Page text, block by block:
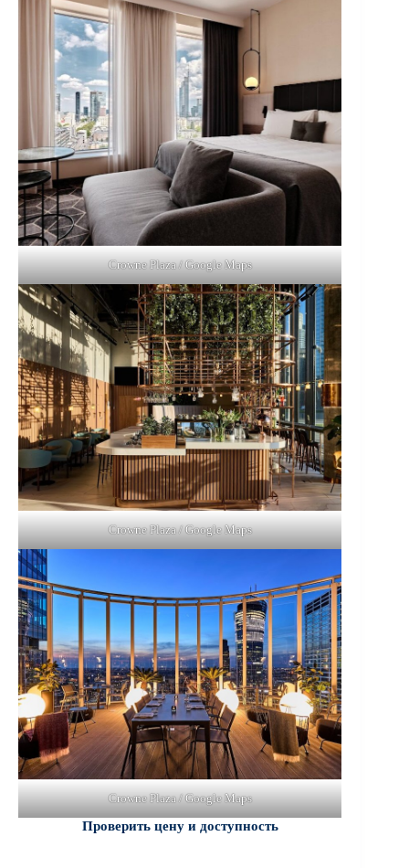
Crowne Plaza / Google Maps
Crowne Plaza / Google Maps
Crowne Plaza / Google Maps
Проверить цену и доступность